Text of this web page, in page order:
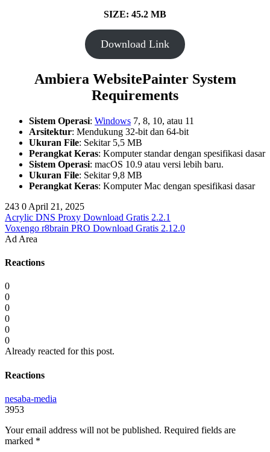
SIZE: 45.2 MB
Download Link
Ambiera WebsitePainter System
Requirements
Sistem Operasi: Windows 7, 8, 10, atau 11
Arsitektur: Mendukung 32-bit dan 64-bit
Ukuran File: Sekitar 5,5 MB
Perangkat Keras: Komputer standar dengan spesifikasi dasar​
Sistem Operasi: macOS 10.9 atau versi lebih baru.
Ukuran File: Sekitar 9,8 MB
Perangkat Keras: Komputer Mac dengan spesifikasi dasar​
243 0 April 21, 2025
Acrylic DNS Proxy Download Gratis 2.2.1
Voxengo r8brain PRO Download Gratis 2.12.0
Ad Area
Reactions
0
0
0
0
0
0
Already reacted for this post.
Reactions
nesaba-media
3953
Your email address will not be published. Required fields are
marked *